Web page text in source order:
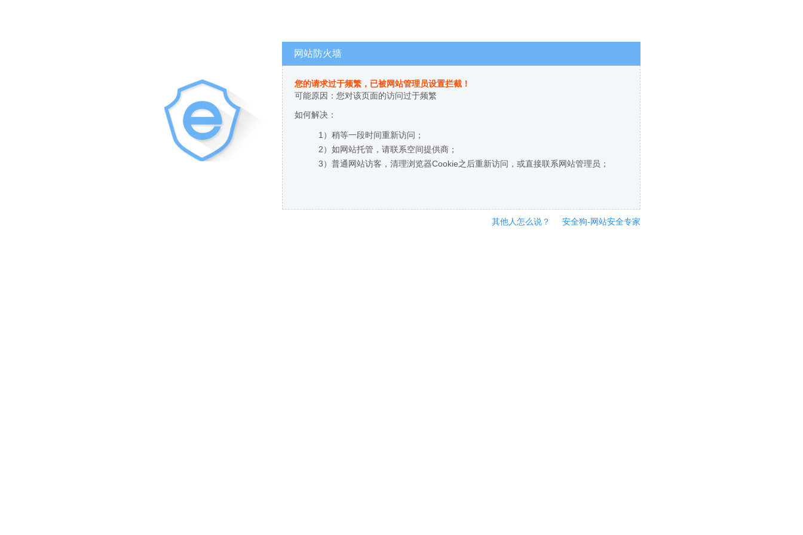
网站防火墙
您的请求过于频繁，已被网站管理员设置拦截！
可能原因：您对该页面的访问过于频繁
如何解决：
1）稍等一段时间重新访问；
2）如网站托管，请联系空间提供商；
3）普通网站访客，清理浏览器Cookie之后重新访问，或直接联系网站管理员；
其他人怎么说？ 安全狗-网站安全专家